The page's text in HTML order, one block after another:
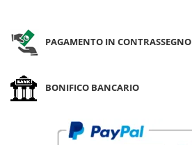
PAGAMENTO IN CONTRASSEGNO
BONIFICO BANCARIO